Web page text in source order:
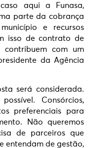
aqui a Funasa,
parte da cobrança
e recursos
isso de contrato de
contribuem com um
da Agência
será considerada.
Consórcios,
preferenciais para
Não queremos
de parceiros que
entendam de gestão,